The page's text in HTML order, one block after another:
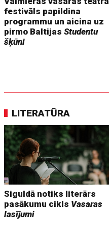
festivāls papildina
programmu un aicina uz
pirmo BaltijasStudentu
šķūni
LITERATŪRA
Siguldā notiks literārs
pasākumu cikls Vasaras
lasījumi